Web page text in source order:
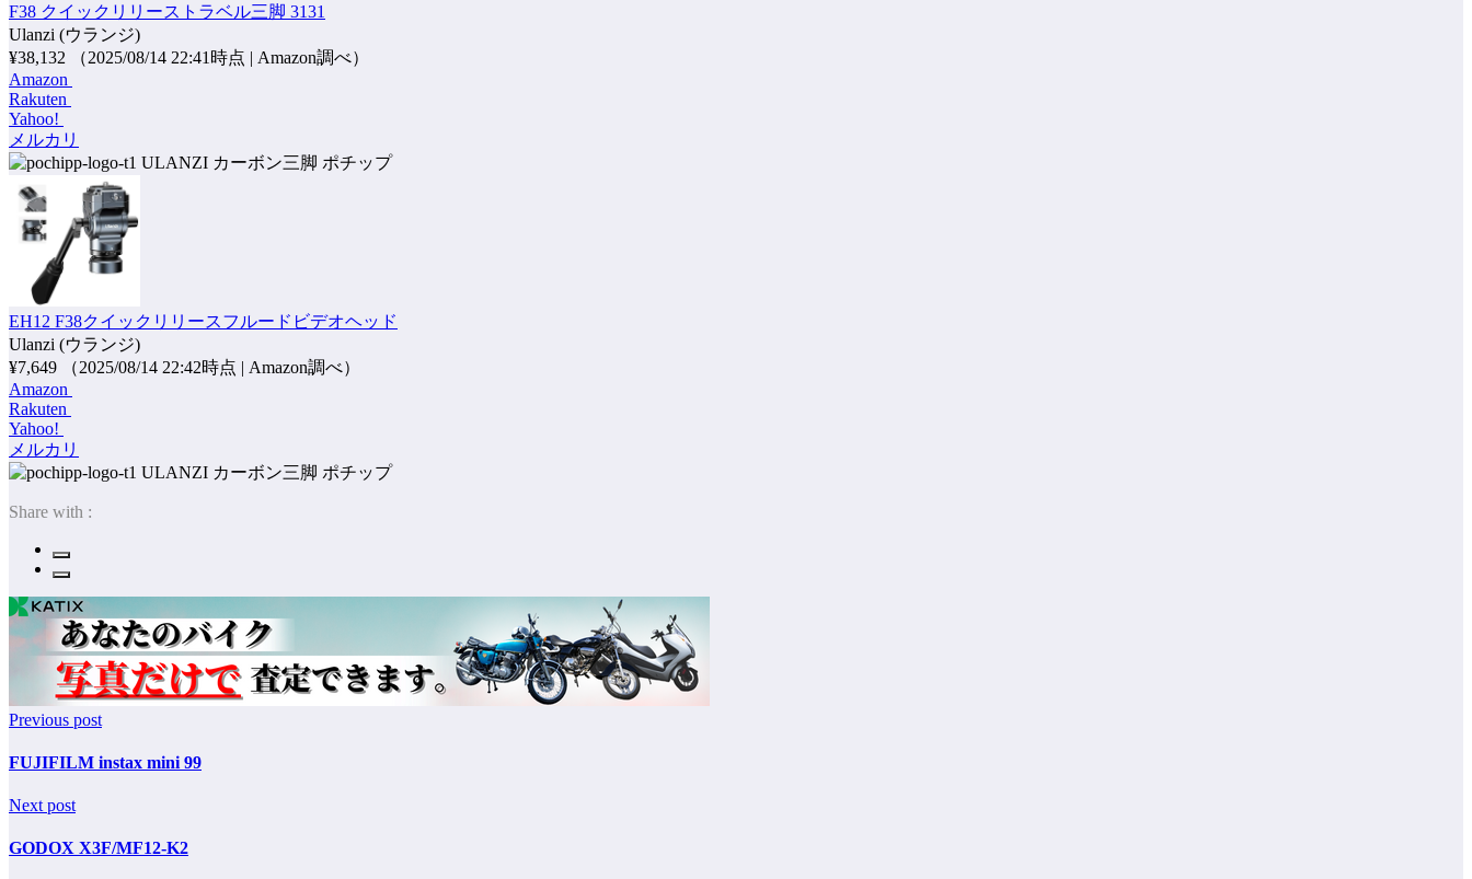
F38 クイックリリーストラベル三脚 3131
Ulanzi (ウランジ)
¥38,132
（2025/08/14 22:41時点 | Amazon調べ）
Amazon
Rakuten
Yahoo!
メルカリ
ポチップ
EH12 F38クイックリリースフルードビデオヘッド
Ulanzi (ウランジ)
¥7,649
（2025/08/14 22:42時点 | Amazon調べ）
Amazon
Rakuten
Yahoo!
メルカリ
ポチップ
Share with :
Previous post
FUJIFILM instax mini 99
Next post
GODOX X3F/MF12-K2